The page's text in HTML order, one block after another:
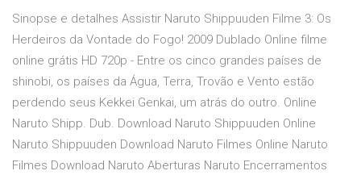
Sinopse e detalhes Assistir Naruto Shippuuden Filme 3: Os
Herdeiros da Vontade do Fogo! 2009 Dublado Online filme
online grátis HD 720p - Entre os cinco grandes países de
shinobi, os países da Água, Terra, Trovão e Vento estão
perdendo seus Kekkei Genkai, um atrás do outro. Online
Naruto Shipp. Dub. Download Naruto Shippuuden Online
Naruto Shippuuden Download Naruto Filmes Online Naruto
Filmes Download Naruto Aberturas Naruto Encerramentos